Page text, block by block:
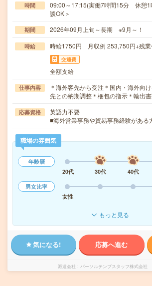
時間
09:00～17:15(実働7時間15分 休憩1
談OK＞
期間 2026年09月上旬～長期 ※9月～！
時給 時給1750円 月収例 253,750円+残
交通費
全額支給
仕事内容
＊海外客先から受注＊国内・海外向
先との納期調整＊梱包の指示＊輸出
応募資格
英語力不要
■海外営業事務や貿易事務経験がある
職場の雰囲気
年齢層
20代
30代 40代
男女比率
女性
もっと見る
気になる! 応募へ進む
派遣会社 パーソルテンプスタッフ株式会社